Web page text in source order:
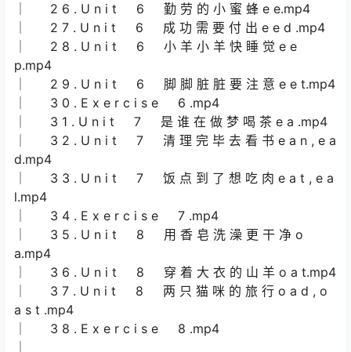
│ 2 6 . U n i t 6 勤 劳 的 小 蜜 蜂 e e.mp4
│ 2 7 . U n i t 6 成 功 需 要 付 出 e e d .mp4
│ 2 8 . U n i t 6 小 羊 小 羊 快 睡 觉 e e
p.mp4
│ 2 9 . U n i t 6 脚 脚 脏 脏 要 注 意 e e t.mp4
│ 3 0 . E x e r c i s e 6 .mp4
│ 3 1 . U n i t 7 是 谁 在 做 梦 喝 茶 e a .mp4
│ 3 2 . U n i t 7 清 理 完 毕 去 看 书 e a n , e a
d.mp4
│ 3 3 . U n i t 7 饭 点 到 了 想 吃 肉 e a t , e a
l.mp4
│ 3 4 . E x e r c i s e 7 .mp4
│ 3 5 . U n i t 8 用 香 皂 洗 澡 更 干 净 o
a.mp4
│ 3 6 . U n i t 8 穿 着 大 衣 的 山 羊 o a t.mp4
│ 3 7 . U n i t 8 两 只 猫 咪 的 旅 行 o a d , o
a s t .mp4
│ 3 8 . E x e r c i s e 8 .mp4